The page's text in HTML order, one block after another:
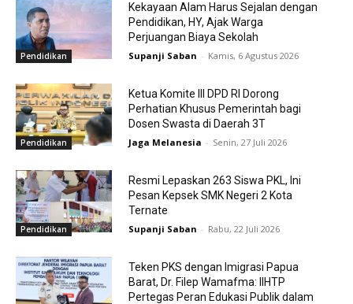
Pendidikan
Kekayaan Alam Harus Sejalan dengan
Pendidikan, HY, Ajak Warga
Perjuangan Biaya Sekolah
Supanji Saban - Kamis, 6 Agustus 2026
Pendidikan
Ketua Komite III DPD RI Dorong
Perhatian Khusus Pemerintah bagi
Dosen Swasta di Daerah 3T
Jaga Melanesia - Senin, 27 Juli 2026
Pendidikan
Resmi Lepaskan 263 Siswa PKL, Ini
Pesan Kepsek SMK Negeri 2 Kota
Ternate
Supanji Saban - Rabu, 22 Juli 2026
Teken PKS dengan Imigrasi Papua
Barat, Dr. Filep Wamafma: IIHTP
Pertegas Peran Edukasi Publik dalam